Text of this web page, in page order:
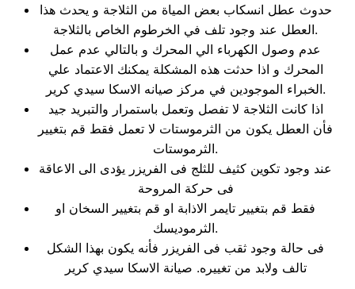
حدوث عطل انسكاب بعض المياة من الثلاجة و يحدث هذا
العطل عند وجود تلف في الخرطوم الخاص بالثلاجة.
عدم وصول الكهرباء الي المحرك و بالتالي عدم عمل
المحرك و اذا حدثت هذه المشكلة يمكنك الاعتماد علي
الخبراء الموجودين في مركز صيانه الاسكا سيدي كرير.
اذا كانت الثلاجة لا تفصل وتعمل باستمرار والتبريد جيد
فأن العطل يكون من الثرموستات لا تعمل فقط قم بتغيير
الثرموستات.
عند وجود تكوين كثيف للثلج فى الفريزر يؤدى الى الاعاقة
فى حركة المروحة
فقط قم بتغيير تايمر الاذابة او قم بتغيير السخان او
الثرموديسك.
فى حالة وجود ثقب فى الفريزر فأنه يكون بهذا الشكل
تالف ولابد من تغييره. صيانة الاسكا سيدي كرير